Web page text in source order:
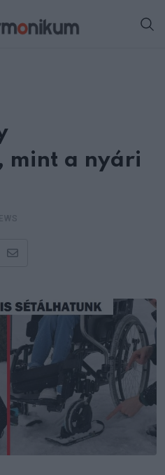
mint a nyári
Share
Email